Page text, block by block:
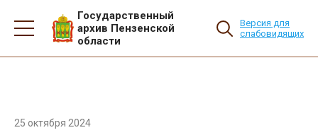
Государственный
архив Пензенской
области
Версия для
слабовидящих
25 октября 2024